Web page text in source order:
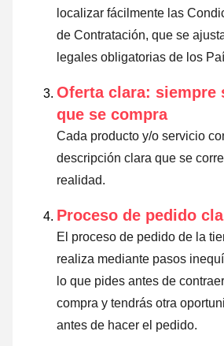
localizar fácilmente las
de Contratación, que se
legales obligatorias de los
Oferta clara: siempre
que se compra
Cada producto y/o servicio
descripción clara que se
realidad.
Proceso de pedido
El proceso de pedido de la
realiza mediante pasos
lo que pides antes de
compra y tendrás otra
antes de hacer el pedido.